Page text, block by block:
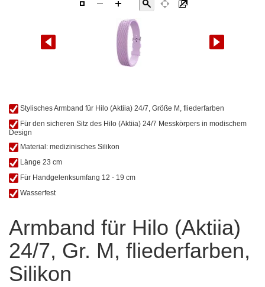
Armband für Hilo (Aktiia)
24/7, Gr. M, fliederfarben,
Silikon
Zum
Anfang
der
Bildgalerie
springen
Stylisches Armband für Hilo (Aktiia) 24/7, Größe M, fliederfarben
Für den sicheren Sitz des Hilo (Aktiia) 24/7 Messkörpers in modischem
Design
Material: medizinisches Silikon
Länge 23 cm
Für Handgelenksumfang 12 - 19 cm
Wasserfest